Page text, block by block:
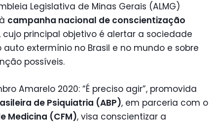
Legislativa de Minas Gerais (ALMG)
campanha nacional de conscientização
cujo principal objetivo é alertar a sociedade
extermínio no Brasil e no mundo e sobre
possíveis.
Amarelo 2020: “É preciso agir”, promovida
de Psiquiatria (ABP), em parceria com o
Medicina (CFM), visa conscientizar a